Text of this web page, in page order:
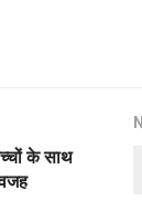
के साथ